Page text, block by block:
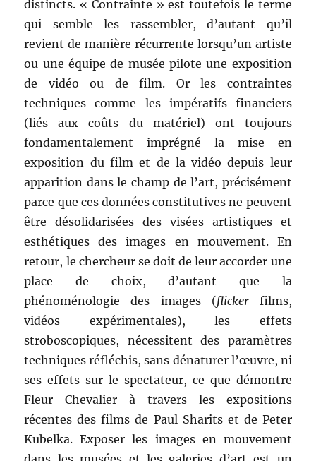
distincts. « Contrainte » est toutefois le terme
qui semble les rassembler, d’autant qu’il
revient de manière récurrente lorsqu’un artiste
ou une équipe de musée pilote une exposition
de vidéo ou de film. Or les contraintes
techniques comme les impératifs financiers
(liés aux coûts du matériel) ont toujours
fondamentalement imprégné la mise en
exposition du film et de la vidéo depuis leur
apparition dans le champ de l’art, précisément
parce que ces données constitutives ne peuvent
être désolidarisées des visées artistiques et
esthétiques des images en mouvement. En
retour, le chercheur se doit de leur accorder une
place de choix, d’autant que la
phénoménologie des images (flickerfilms,
vidéos expérimentales), les effets
stroboscopiques, nécessitent des paramètres
techniques réfléchis, sans dénaturer l’œuvre, ni
ses effets sur le spectateur, ce que démontre
Fleur Chevalier à travers les expositions
récentes des films de Paul Sharits et de Peter
Kubelka. Exposer les images en mouvement